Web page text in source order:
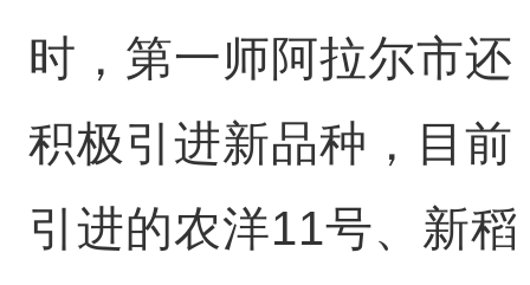
时，第一师阿拉尔市还
积极引进新品种，目前
引进的农洋11号、新稻